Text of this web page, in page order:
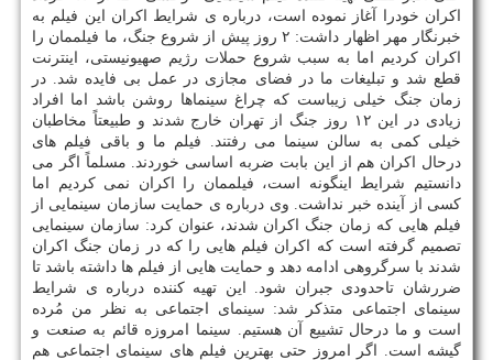
اکران خودرا آغاز نموده است، درباره ی شرایط اکران این فیلم به
خبرنگار مهر اظهار داشت: ۲ روز پیش از شروع جنگ، ما فیلممان را
اکران کردیم اما به سبب شروع حملات رژیم صهیونیستی، اینترنت
قطع شد و تبلیغات ما در فضای مجازی در عمل بی فایده شد. در
زمان جنگ خیلی زیباست که چراغ سینماها روشن باشد اما افراد
زیادی در این ۱۲ روز جنگ از تهران خارج شدند و طبیعتاً مخاطبان
خیلی کمی به سالن سینما می رفتند. فیلم ما و باقی فیلم های
درحال اکران هم از این بابت ضربه اساسی خوردند. مسلماً اگر می
دانستیم شرایط اینگونه است، فیلممان را اکران نمی کردیم اما
کسی از آینده خبر نداشت. وی درباره ی حمایت سازمان سینمایی از
فیلم هایی که زمان جنگ اکران شدند، عنوان کرد: سازمان سینمایی
تصمیم گرفته است که اکران فیلم هایی را که در زمان جنگ اکران
شدند با سرگروهی ادامه دهد و حمایت هایی از فیلم ها داشته باشد تا
ضررشان تاحدودی جبران شود. این تهیه کننده درباره ی شرایط
سینمای اجتماعی متذکر شد: سینمای اجتماعی به نظر من مُرده
است و ما درحال تشییع آن هستیم. سینما امروزه قائم به صنعت و
گیشه است. اگر امروز حتی بهترین فیلم های سینمای اجتماعی هم